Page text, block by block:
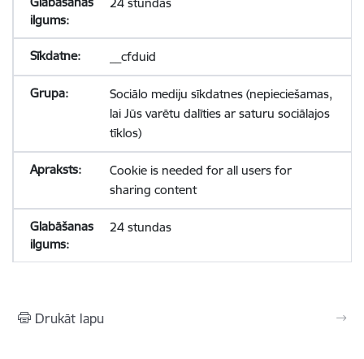
__cfduid
Sociālo mediju sīkdatnes (nepieciešamas,
lai Jūs varētu dalīties ar saturu sociālajos
tīklos)
Cookie is needed for all users for
sharing content
24 stundas
Drukāt lapu